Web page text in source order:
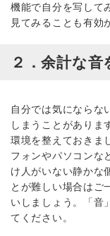
機能で自分を写して
見てみることも有効
２．余計な音
自分では気にならな
しまうことがありま
環境を整えておきま
フォンやパソコンな
け人がいない静かな
とが難しい場合はご
いしましょう。「音
てください。